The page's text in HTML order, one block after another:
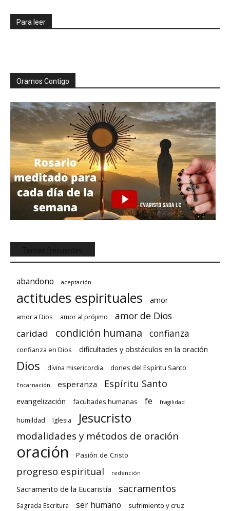
Para leer
Oramos Contigo
abandono aceptación
actitudes espirituales amor
amor a Dios amor al prójimo amor de Dios
caridad condición humana confianza
confianza en Dios dificultades y obstáculos en la oración
Dios divina misericordia dones del Espíritu Santo
Encarnación esperanza Espíritu Santo
evangelización facultades humanas fe fragilidad
humildad Iglesia Jesucristo
modalidades y métodos de oración
oración Pasión de Cristo
progreso espiritual redención
Sacramento de la Eucaristía sacramentos
Sagrada Escritura ser humano sufrimiento y cruz